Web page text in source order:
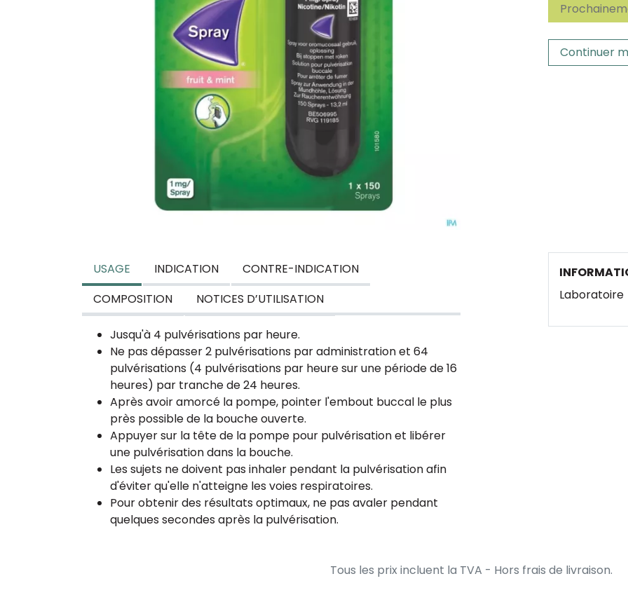
Continuer
USAGE INDICATION
CONTRE-INDICATION
COMPOSITION
NOTICES D’UTILISATION
Jusqu'à 4 pulvérisations par heure.
Ne pas dépasser 2 pulvérisations par administration et 64
pulvérisations (4 pulvérisations par heure sur une période de 16
heures) par tranche de 24 heures.
Après avoir amorcé la pompe, pointer l'embout buccal le plus
près possible de la bouche ouverte.
Appuyer sur la tête de la pompe pour pulvérisation et libérer
une pulvérisation dans la bouche.
Les sujets ne doivent pas inhaler pendant la pulvérisation afin
d'éviter qu'elle n'atteigne les voies respiratoires.
Pour obtenir des résultats optimaux, ne pas avaler pendant
quelques secondes après la pulvérisation.
Laboratoire
Tous les prix incluent la TVA - Hors frais de livraison.